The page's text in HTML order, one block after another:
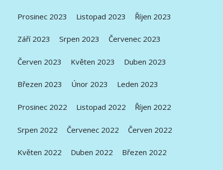
Prosinec 2023 Listopad 2023 Říjen 2023
Září 2023 Srpen 2023 Červenec 2023
Červen 2023 Květen 2023 Duben 2023
Březen 2023 Únor 2023 Leden 2023
Prosinec 2022 Listopad 2022 Říjen 2022
Srpen 2022 Červenec 2022 Červen 2022
Květen 2022 Duben 2022 Březen 2022